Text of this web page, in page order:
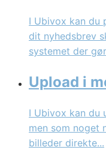
I Ubivox kan du
dit nyhedsbrev
systemet der
Upload i
I Ubivox kan du
men som noget
billeder direkte...